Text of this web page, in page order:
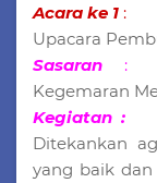
Acara ke 1 :
Upacara
Sasaran :
Kegemaran
Kegiatan :
Ditekankan
yang baik